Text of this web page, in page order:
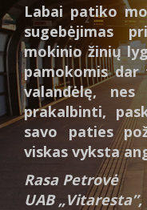
Labai patiko
sugebėjimas
mokinio žinių
pamokomis dar
valandėlę,
prakalbinti,
savo paties
viskas vyksta
Rasa Petrovė
UAB